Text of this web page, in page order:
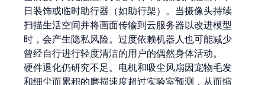
日装饰或临时助行器（如助行架）。当摄像头持续
扫描生活空间并将画面传输到云服务器以改进模型
时，会产生隐私风险。过度依赖机器人也可能减少
曾经自行进行轻度清洁的用户的偶然身体活动。
硬件退化仍研究不足。电机和吸尘风扇因宠物毛发
和细尘而累积的磨损速度超过实验室预测，从而缩